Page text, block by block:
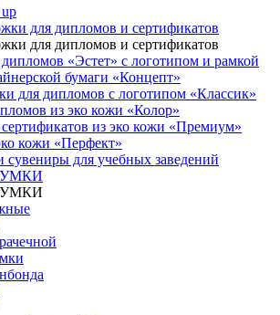
для дипломов и сертификатов
для дипломов и сертификатов
«Эстет» с логотипом и рамкой
бумаги «Концепт»
для дипломов с логотипом «Классик»
из эко кожи «Колор»
из эко кожи «Премиум»
кожи «Перфект»
сувениры для учебных заведений